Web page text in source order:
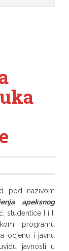
pod nazivom
apeksnog
studentice I i II
programu
ocjenu i javnu
javnosti u